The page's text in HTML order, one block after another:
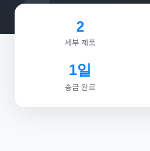
2
세부 제품
1일
송금 완료